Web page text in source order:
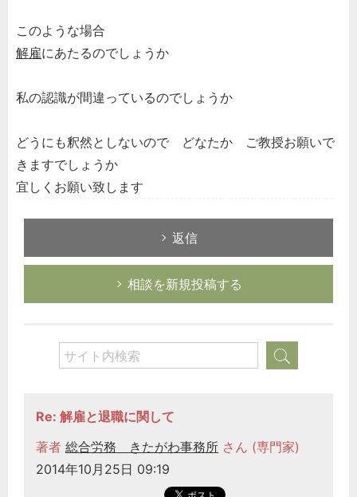
このような場合
解雇にあたるのでしょうか
私の認識が間違っているのでしょうか
どうにも釈然としないので どなたか ご教授お願いで
きますでしょうか
宜しくお願い致します
返信
相談を新規投稿する
Re: 解雇と退職に関して
著者 総合労務 きたがわ事務所 さん (専門家)
2014年10月25日 09:19